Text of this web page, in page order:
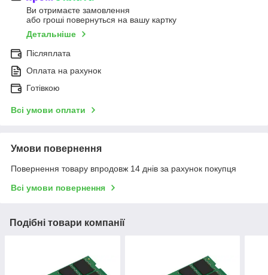
Ви отримаєте замовлення
або гроші повернуться на вашу картку
Детальніше
Післяплата
Оплата на рахунок
Готівкою
Всі умови оплати
Умови повернення
Повернення товару впродовж 14 днів за рахунок покупця
Всі умови повернення
Подібні товари компанії